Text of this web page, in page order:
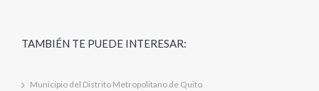
TAMBIÉN TE PUEDE INTERESAR:
Municipio del Distrito Metropolitano de Quito